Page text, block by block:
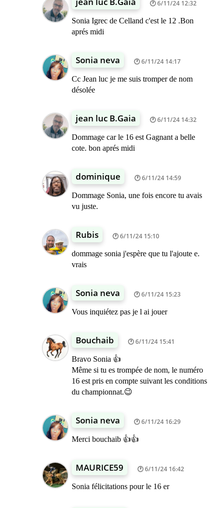
6/11/24 12:32
Sonia Igrec de Celland c'est le 12 .Bon
aprés midi
Sonia neva 6/11/24 14:17
Cc Jean luc je me suis tromper de nom
désolée
jean luc B.Gaia 6/11/24 14:32
Dommage car le 16 est Gagnant a belle
cote. bon aprés midi
dominique 6/11/24 14:59
Dommage Sonia, une fois encore tu avais
vu juste.
Rubis 6/11/24 15:10
dommage sonia j'espère que tu l'ajoute e.
vrais
Sonia neva 6/11/24 15:23
Vous inquiétez pas je l ai jouer
Bouchaib 6/11/24 15:41
Bravo Sonia 👍
Même si tu es trompée de nom, le numéro
16 est pris en compte suivant les conditions
du championnat.😉
Sonia neva 6/11/24 16:29
Merci bouchaib 👍👍
MAURICE59 6/11/24 16:42
Sonia félicitations pour le 16 er